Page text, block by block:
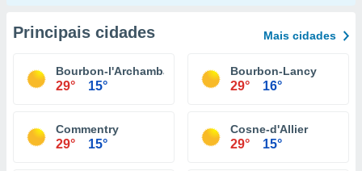
Principais cidades Mais cidades
Bourbon-l'Archambault
29° 15°
Bourbon-Lancy
29° 16°
Commentry
29° 15°
Cosne-d'Allier
29° 15°